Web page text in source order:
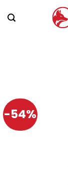
Inhalt
-54%